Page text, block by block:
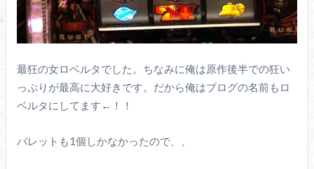
最狂の女ロベルタでした。ちなみに俺は原作後半での狂い
っぷりが最高に大好きです。だから俺はブログの名前もロ
ベルタにしてます←！！
バレットも1個しかなかったので、、